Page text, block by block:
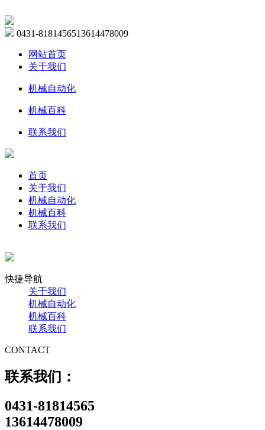
0431-8181456513614478009
网站首页
关于我们
机械自动化
机械百科
联系我们
首页
关于我们
机械自动化
机械百科
联系我们
快捷导航
关于我们
机械自动化
机械百科
联系我们
CONTACT
联系我们：
0431-81814565
13614478009